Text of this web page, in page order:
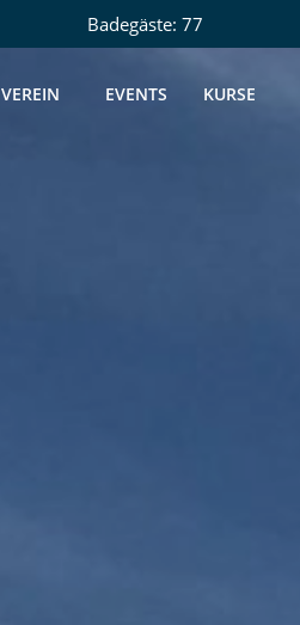
Badegäste: 77
VEREIN EVENTS KURSE